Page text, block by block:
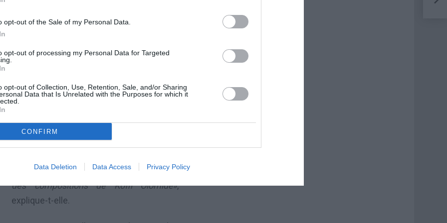
opt-out of the Sale of my Personal Data.
opt-out of processing my Personal Data for Targeted
opt-out of Collection, Use, Retention, Sale, and/or Sharing
Data that Is Unrelated with the Purposes for which it
CONFIRM
Data Deletion Data Access Privacy Policy
de Koffi Olomide compte 7titres. Il est
le label «Koffi central».
Tous les titres de l’album ont été écrits
ne pas être gênée d’interpréter des
chansons de son patron.
«Ça ne me dérange pas. Même si je
n’étais pas au Quartier Latin, je
chansons. Je suis très fière d’avoir chanté
des compositions de Koffi Olomide»,
explique-t-elle.